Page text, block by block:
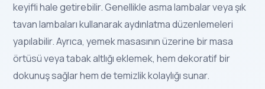
keyifli hale getirebilir. Genellikle asma lambalar veya şık
tavan lambaları kullanarak aydınlatma düzenlemeleri
yapılabilir. Ayrıca, yemek masasının üzerine bir masa
örtüsü veya tabak altlığı eklemek, hem dekoratif bir
dokunuş sağlar hem de temizlik kolaylığı sunar.